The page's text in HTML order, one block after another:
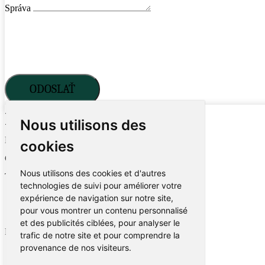
Nous utilisons des
cookies
Nous utilisons des cookies et d'autres
technologies de suivi pour améliorer votre
expérience de navigation sur notre site,
pour vous montrer un contenu personnalisé
et des publicités ciblées, pour analyser le
trafic de notre site et pour comprendre la
provenance de nos visiteurs.
Správa
ODOSLAŤ
Devis sans engagement
Nom et prénom
Courriel
Téléphone
Rapport